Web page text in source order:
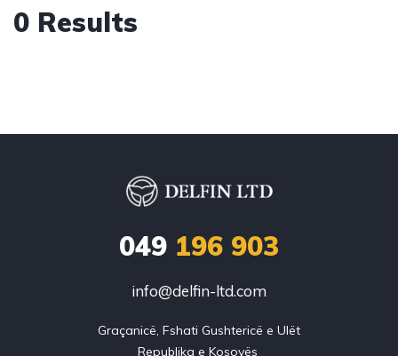
0 Results
049 196 903
info@delfin-ltd.com
Graçanicë, Fshati Gushtericë e Ulët